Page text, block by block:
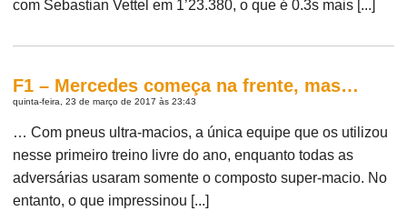
com Sebastian Vettel em 1’23.380, o que é 0.3s mais [...]
F1 – Mercedes começa na frente, mas…
quinta-feira, 23 de março de 2017 às 23:43
… Com pneus ultra-macios, a única equipe que os utilizou
nesse primeiro treino livre do ano, enquanto todas as
adversárias usaram somente o composto super-macio. No
entanto, o que impressinou [...]